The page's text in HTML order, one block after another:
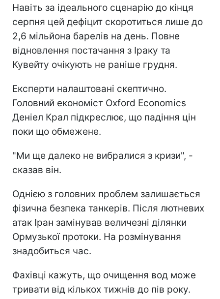
Навіть за ідеального сценарію до кінця
серпня цей дефіцит скоротиться лише до
2,6 мільйона барелів на день. Повне
відновлення постачання з Іраку та
Кувейту очікують не раніше грудня.
Експерти налаштовані скептично.
Головний економіст Oxford Economics
Деніел Крал підкреслює, що падіння цін
поки що обмежене.
"Ми ще далеко не вибралися з кризи", -
сказав він.
Однією з головних проблем залишається
фізична безпека танкерів. Після лютневих
атак Іран замінував величезні ділянки
Ормузької протоки. На розмінування
знадобиться час.
Фахівці кажуть, що очищення вод може
тривати від кількох тижнів до пів року.